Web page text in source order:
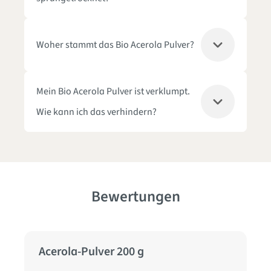
Woher stammt das Bio Acerola Pulver?
Mein Bio Acerola Pulver ist verklumpt.
Wie kann ich das verhindern?
Bewertungen
Acerola-Pulver 200 g